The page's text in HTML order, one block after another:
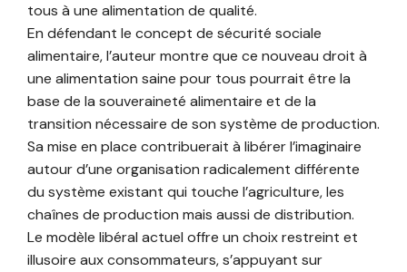
tous à une alimentation de qualité.
En défendant le concept de sécurité sociale
alimentaire, l’auteur montre que ce nouveau droit à
une alimentation saine pour tous pourrait être la
base de la souveraineté alimentaire et de la
transition nécessaire de son système de production.
Sa mise en place contribuerait à libérer l’imaginaire
autour d’une organisation radicalement différente
du système existant qui touche l’agriculture, les
chaînes de production mais aussi de distribution.
Le modèle libéral actuel offre un choix restreint et
illusoire aux consommateurs, s’appuyant sur